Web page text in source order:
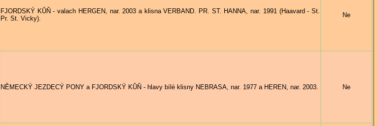
FJORDSKÝ KŮŇ - valach HERGEN, nar. 2003 a klisna VERBAND. PR. ST. HANNA, nar. 1991 (Haavard - St.
Pr. St. Vicky).
Ne
NĚMECKÝ JEZDECÝ PONY a FJORDSKÝ KŮŇ - hlavy bílé klisny NEBRASA, nar. 1977 a HEREN, nar. 2003. Ne